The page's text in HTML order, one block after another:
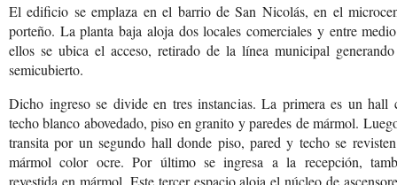
El edificio se emplaza en el barrio de San Nicolás, en el
porteño. La planta baja aloja dos locales comerciales y entre
ellos se ubica el acceso, retirado de la línea municipal
semicubierto.
Dicho ingreso se divide en tres instancias. La primera es un hall
techo blanco abovedado, piso en granito y paredes de mármol.
transita por un segundo hall donde piso, pared y techo se
mármol color ocre. Por último se ingresa a la recepción,
revestida en mármol. Este tercer espacio aloja el núcleo de